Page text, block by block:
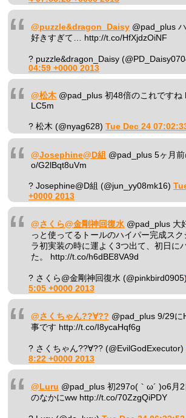
@puzzle&dragon_Daisy @pad_plus
好きすぎて… http://t.co/HfXjdzOiNF
? puzzle&dragon_Daisy
04:59 +0000 2013
@松木 @pad_plus 初48倍のこれです
LC5m
? 松木 (@nyag628)Tue Dec 24
@Josephine@D組 @pad_plus 5ヶ月
o/G2lBqt8uVm
? Josephine@D組 (@jun_yy08mk16)
+0000 2013
@さくら@金剛神回復水 @pad_plus 大
っと使ってるトールのハイパー完成スク
ラ初実装の時に運よく3つ出て、初日に
た。 http://t.co/h6dBE8VA9d
? さくら@金剛神回復水
5:05 +0000 2013
@さくちゃん??∀?? @pad_plus 9/29に
事です http://t.co/I8ycaHqf6g
? さくちゃん??∀?? (@EvilGodExecutor)
8:22 +0000 2013
@Luru @pad_plus 初297o(｀ω´ )o6月
のなかにww http://t.co/70ZzgQiPDY